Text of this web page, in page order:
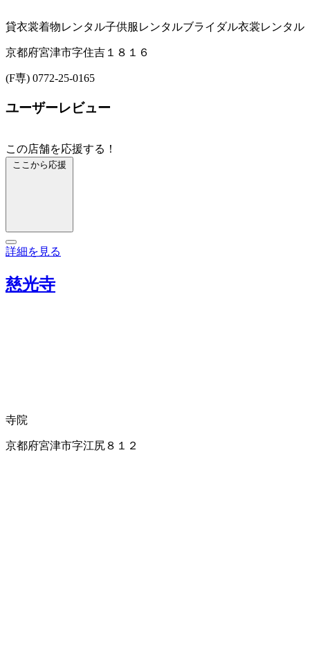
貸衣裳着物レンタル子供服レンタルブライダル衣裳レンタル
京都府宮津市字住吉１８１６
(F専) 0772-25-0165
ユーザーレビュー
この店舗を応援する！
ここから応援
詳細を見る
慈光寺
寺院
京都府宮津市字江尻８１２